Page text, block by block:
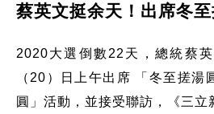
蔡英文挺余天！出席冬
2020大選倒數22天，總統蔡
（20）日上午出席 「冬至搓湯
圓」活動，並接受聯訪，《三立